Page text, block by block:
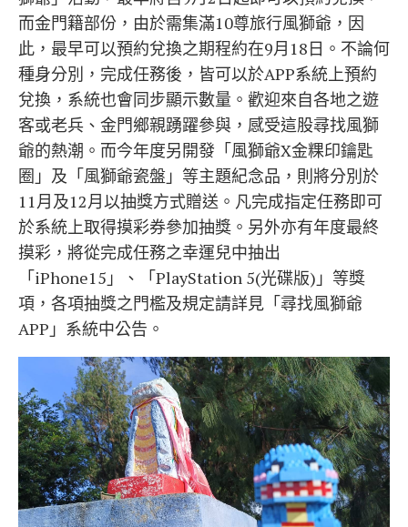
而金門籍部份，由於需集滿10尊旅行風獅爺，因
此，最早可以預約兌換之期程約在9月18日。不論何
種身分別，完成任務後，皆可以於APP系統上預約
兌換，系統也會同步顯示數量。歡迎來自各地之遊
客或老兵、金門鄉親踴躍參與，感受這股尋找風獅
爺的熱潮。而今年度另開發「風獅爺X金粿印鑰匙
圈」及「風獅爺瓷盤」等主題紀念品，則將分別於
11月及12月以抽獎方式贈送。凡完成指定任務即可
於系統上取得摸彩券參加抽獎。另外亦有年度最終
摸彩，將從完成任務之幸運兒中抽出
「iPhone15」、「PlayStation 5(光碟版)」等獎
項，各項抽獎之門檻及規定請詳見「尋找風獅爺
APP」系統中公告。